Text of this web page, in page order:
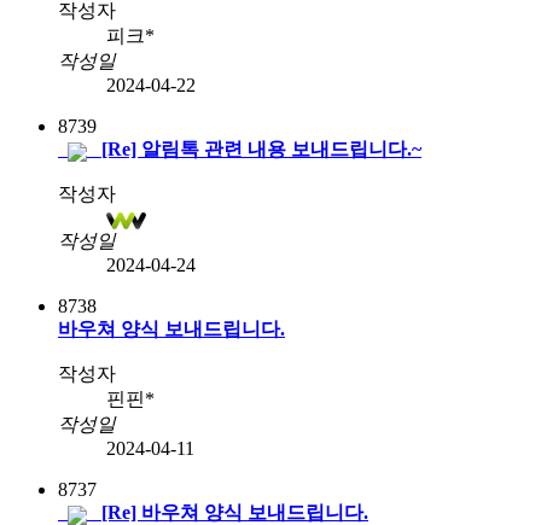
작성자
피크*
작성일
2024-04-22
8739
[Re] 알림톡 관련 내용 보내드립니다.~
작성자
작성일
2024-04-24
8738
바우쳐 양식 보내드립니다.
작성자
핀핀*
작성일
2024-04-11
8737
[Re] 바우쳐 양식 보내드립니다.